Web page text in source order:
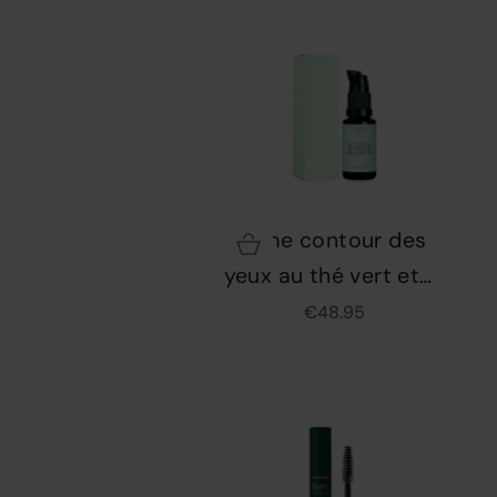
Choisir les options
Crème contour des
yeux au thé vert et
aux peptides - Flow
Prix de vente
€48.95